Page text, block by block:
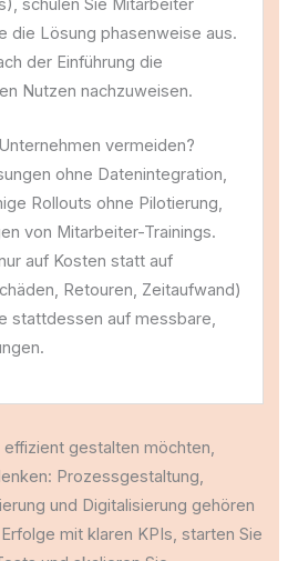
schulen Sie Mitarbeiter
die Lösung phasenweise aus.
der Einführung die
Nutzen nachzuweisen.
vermeiden?
ohne Datenintegration,
Rollouts ohne Pilotierung,
von Mitarbeiter-Trainings.
auf Kosten statt auf
Retouren, Zeitaufwand)
stattdessen auf messbare,
gestalten möchten,
Prozessgestaltung,
und Digitalisierung gehören
mit klaren KPIs, starten Sie